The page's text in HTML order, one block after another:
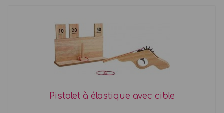
Pistolet à élastique avec cible